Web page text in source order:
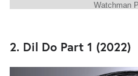
Watchman
2. Dil Do Part 1 (2022)